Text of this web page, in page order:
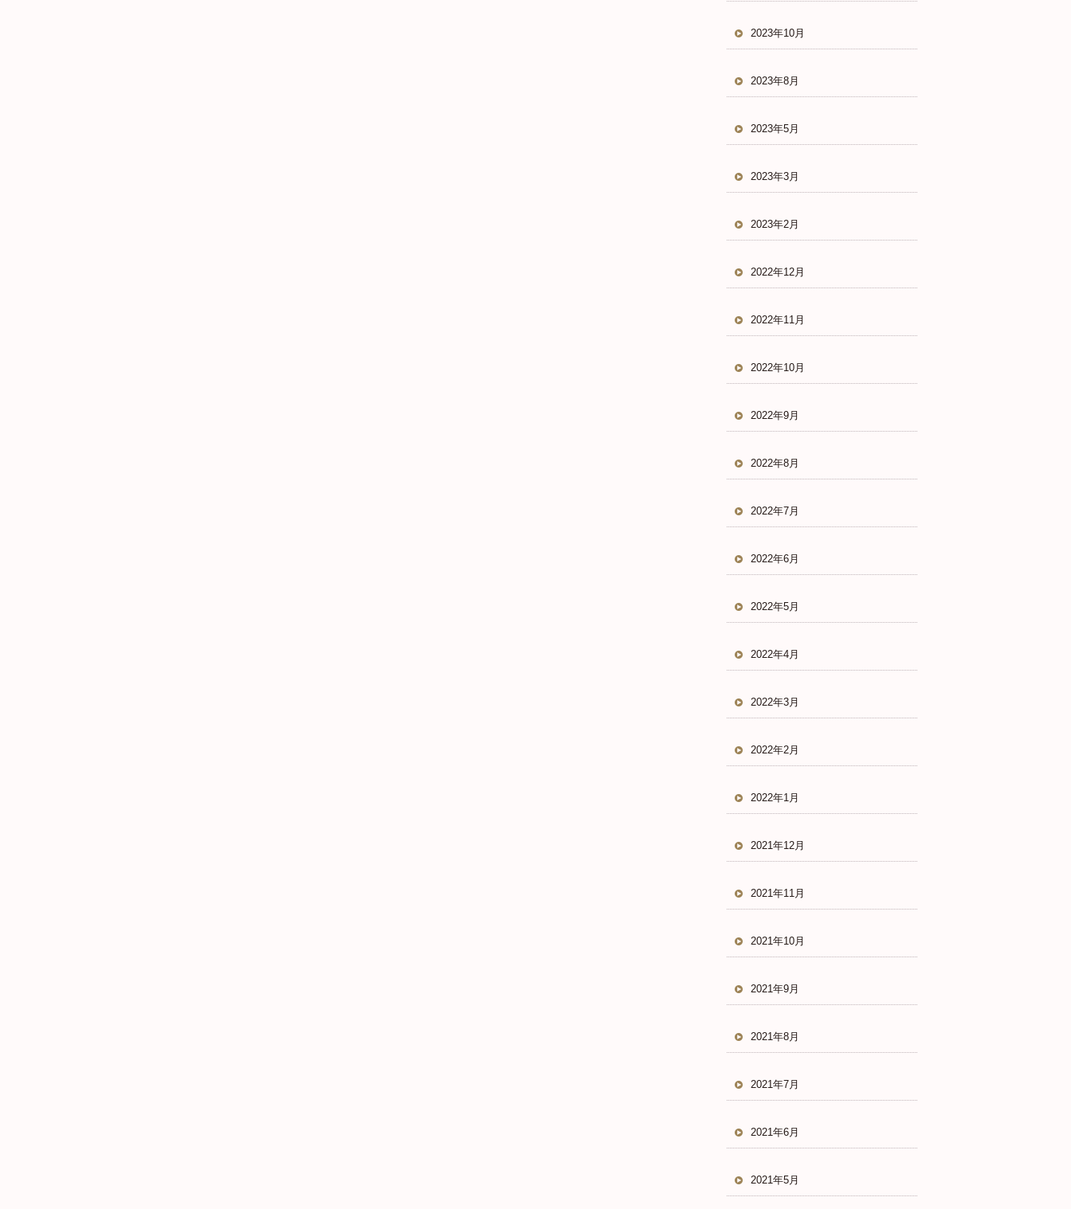
2023年10月
2023年8月
2023年5月
2023年3月
2023年2月
2022年12月
2022年11月
2022年10月
2022年9月
2022年8月
2022年7月
2022年6月
2022年5月
2022年4月
2022年3月
2022年2月
2022年1月
2021年12月
2021年11月
2021年10月
2021年9月
2021年8月
2021年7月
2021年6月
2021年5月